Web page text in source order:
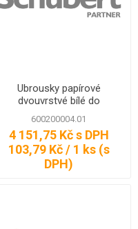
Ubrousky papírové
dvouvrstvé bílé do
zásobníku 16 x 24 cm, 200
ks
600200004.01
4 151,75 Kč s DPH
103,79 Kč / 1 ks (s
DPH)